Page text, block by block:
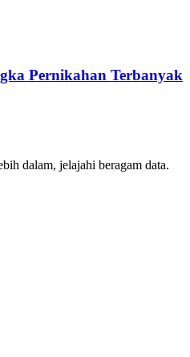
Pernikahan Terbanyak
dalam, jelajahi beragam data.